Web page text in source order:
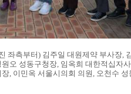
좌측부터) 김주일 대원제약 부사장,
원오 성동구청장, 임옥희 대한적십자
장, 이민옥 서울시의회 의원 , 오천수 성